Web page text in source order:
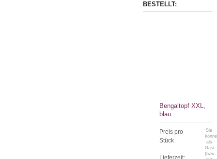
BESTELLT:
Bengaltopf XXL,
blau
Preis pro
Stück
Sie
als
Gast
(bzw.